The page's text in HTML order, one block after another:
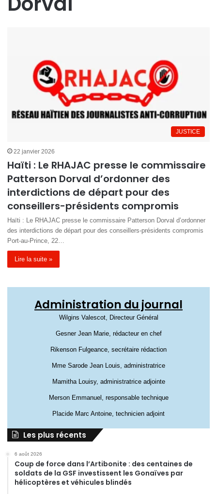
JUSTICE
22 janvier 2026
Haïti : Le RHAJAC presse le commissaire
Patterson Dorval d’ordonner des
interdictions de départ pour des
conseillers-présidents compromis
Haïti : Le RHAJAC presse le commissaire Patterson Dorval d’ordonner
des interdictions de départ pour des conseillers-présidents compromis
Port-au-Prince, 22…
Lire la suite »
Administration du journal
Wilgins Valescot, Directeur Général
Gesner Jean Marie, rédacteur en chef
Rikenson Fulgeance, secrétaire rédaction
Mme Sarode Jean Louis, administratrice
Mamitha Louisy, administratrice adjointe
Merson Emmanuel, responsable technique
Placide Marc Antoine, technicien adjoint
Les plus récents
6 août 2026
Coup de force dans l’Artibonite : des centaines de
soldats de la GSF investissent les Gonaïves par
hélicoptères et véhicules blindés